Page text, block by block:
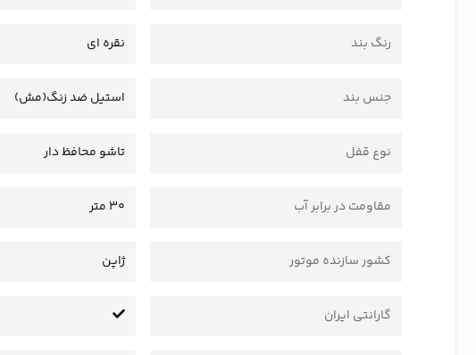
رنگ بند نقره ای
جنس بند استیل ضد زنگ(مش)
نوع قفل تاشو محافظ دار
مقاومت در برابر آب 30 متر
کشور سازنده موتور ژاپن
گارانتی ایران